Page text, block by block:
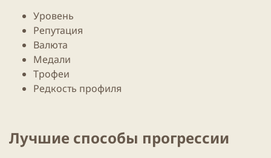
Уровень
Репутация
Валюта
Медали
Трофеи
Редкость профиля
Лучшие способы прогрессии​